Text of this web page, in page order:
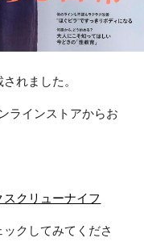
れました。
ラインストアからお
クリューナイフ
クしてみてくださ